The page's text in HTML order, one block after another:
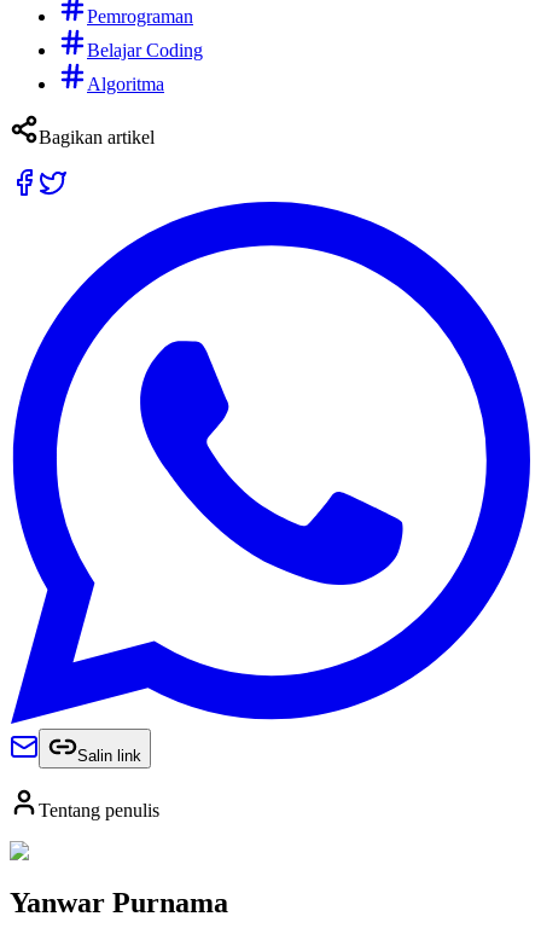
Pemrograman
Belajar Coding
Algoritma
Bagikan artikel
Salin link
Tentang penulis
Yanwar Purnama